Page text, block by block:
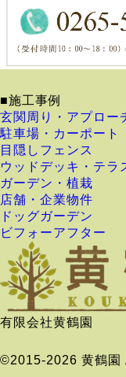
■施工事例
玄関周り・アプロー
駐車場・カーポート
目隠しフェンス
ウッドデッキ・テラ
ガーデン・植栽
店舗・企業物件
ドッグガーデン
ビフォーアフター
有限会社黄鶴園
©2015-2026 黄鶴